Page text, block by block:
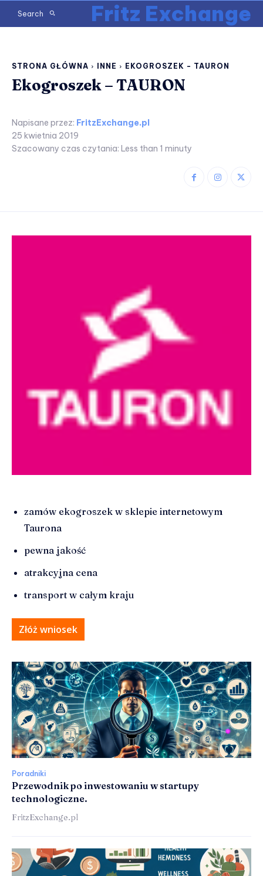
Search Fritz Exchange
STRONA GŁÓWNA INNE EKOGROSZEK - TAURON
Ekogroszek – TAURON
Napisane przez: FritzExchange.pl
25 kwietnia 2019
Szacowany czas czytania: Less than 1 minuty
zamów ekogroszek w sklepie internetowym
Taurona
pewna jakość
atrakcyjna cena
transport w całym kraju
Złóż wniosek
Poradniki
Przewodnik po inwestowaniu w startupy
technologiczne.
FritzExchange.pl